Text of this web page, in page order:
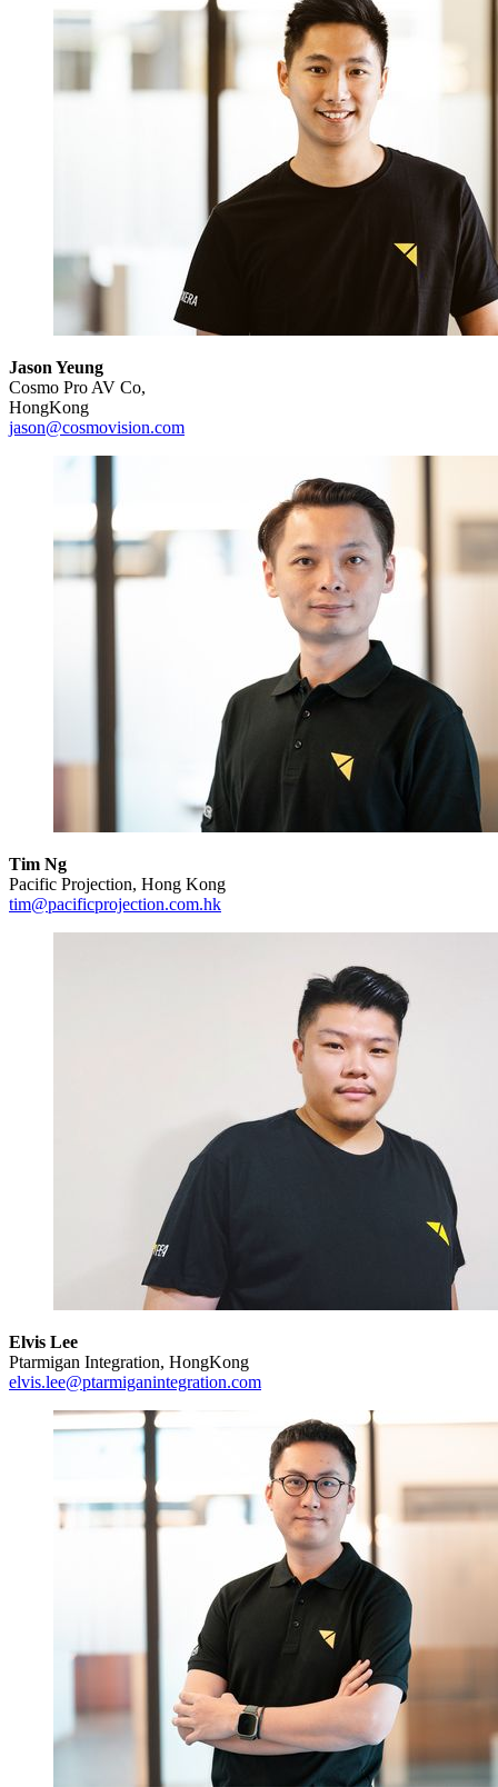
Jason Yeung
Cosmo Pro AV Co,
HongKong
jason@cosmovision.com
Tim Ng
Pacific Projection, Hong Kong
tim@pacificprojection.com.hk
Elvis Lee
Ptarmigan Integration, HongKong
elvis.lee@ptarmiganintegration.com